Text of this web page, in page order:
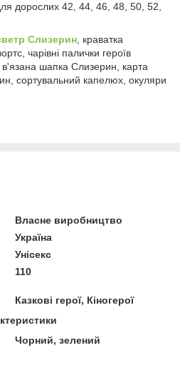
дорослих 42, 44, 46, 48, 50, 52,
Слизерин, краватка
чарівні палички героїв
шапка Слизерин, карта
сортувальний капелюх, окуляри
Власне виробництво
Україна
Унісекс
110
Казкові герої, Кіногерої
Чорний, зелений